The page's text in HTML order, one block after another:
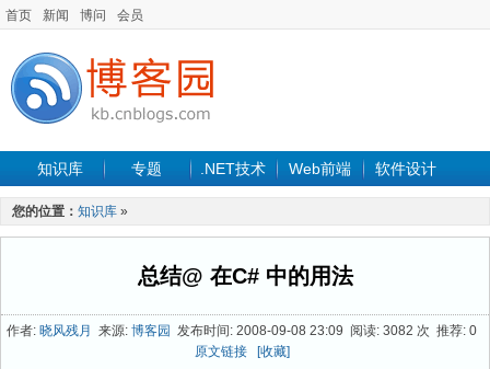
首页 新闻 博问 会员
知识库 专题 .NET技术 Web前端 软件设计
手机开发
最新文章
您的位置： 知识库 »
总结@ 在C# 中的用法
作者: 晓风残月 来源: 博客园 发布时间: 2008-09-08 23:09 阅读: 3082 次 推荐: 0
原文链接
[收藏]